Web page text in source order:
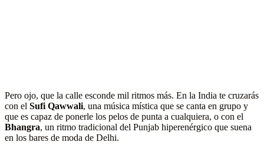
Pero ojo, que la calle esconde mil ritmos más. En la India te cruzarás
con el Sufi Qawwali, una música mística que se canta en grupo y
que es capaz de ponerle los pelos de punta a cualquiera, o con el
Bhangra, un ritmo tradicional del Punjab hiperenérgico que suena
en los bares de moda de Delhi.